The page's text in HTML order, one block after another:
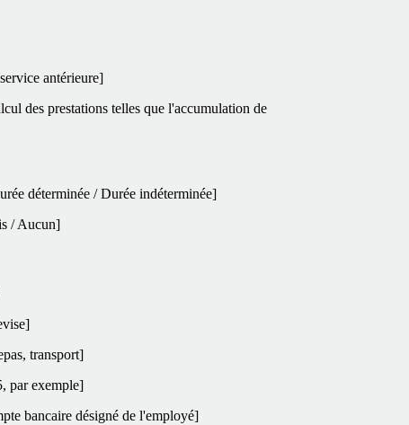
antérieure]
des prestations telles que l'accumulation de
déterminée / Durée indéterminée]
/ Aucun]
transport]
par exemple]
bancaire désigné de l'employé]